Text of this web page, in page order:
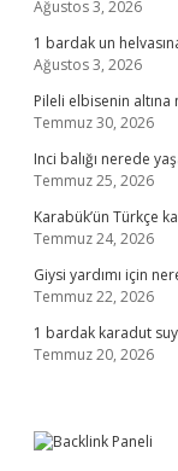
Ağustos 3, 2026
1 bardak un
Ağustos 3, 2026
Pileli elbisenin altına
Temmuz 30, 2026
Inci balığı nerede
Temmuz 25, 2026
Karabük’ün Türkçe
Temmuz 24, 2026
Giysi yardımı için
Temmuz 22, 2026
1 bardak karadut
Temmuz 20, 2026